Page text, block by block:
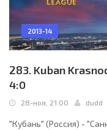
2013-14
283. Kuban
4:0
28-ноя, 21:00 dudd
"Кубань" (Россия) -